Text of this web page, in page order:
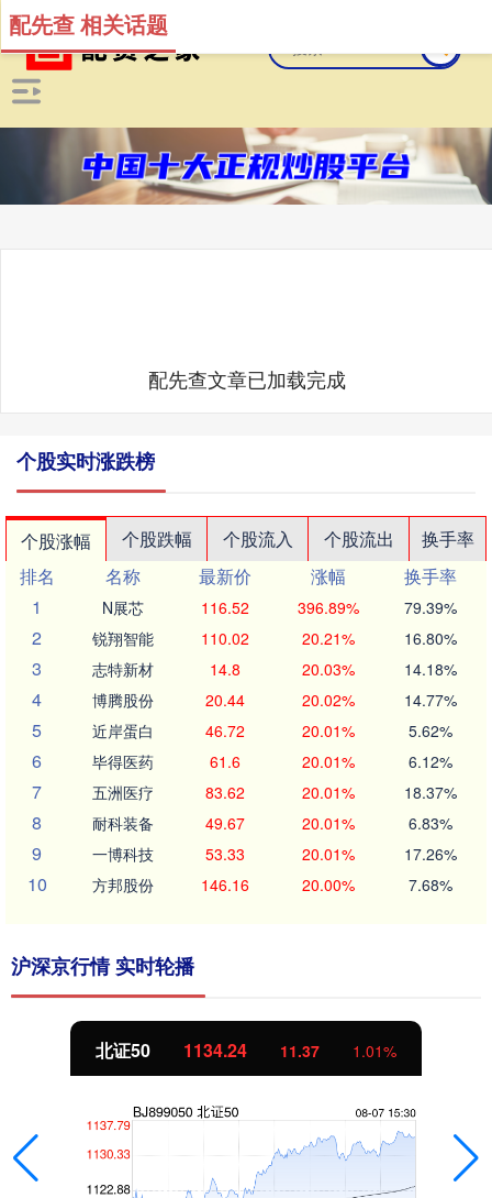
配先查 相关话题
配先查文章已加载完成
个股实时涨跌榜
个股涨幅 个股跌幅 个股流入 个股流出
换手率
排名
名称 最新价 涨幅
换手率
1
N展芯 116.52 396.89% 79.39%
2 锐翔智能 110.02 20.21% 16.80%
3 志特新材 14.8 20.03% 14.18%
4 博腾股份 20.44 20.02% 14.77%
5 近岸蛋白 46.72 20.01% 5.62%
6 毕得医药 61.6 20.01% 6.12%
7 五洲医疗 83.62 20.01% 18.37%
8 耐科装备 49.67 20.01% 6.83%
9 一博科技 53.33 20.01% 17.26%
10 方邦股份 146.16 20.00% 7.68%
沪深京行情 实时轮播
北证50 1134.24 11.37 1.01%